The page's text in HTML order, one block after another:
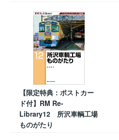
【限定特典：ポストカー
ド付】RM Re-
Library12 所沢車輌工場
ものがたり